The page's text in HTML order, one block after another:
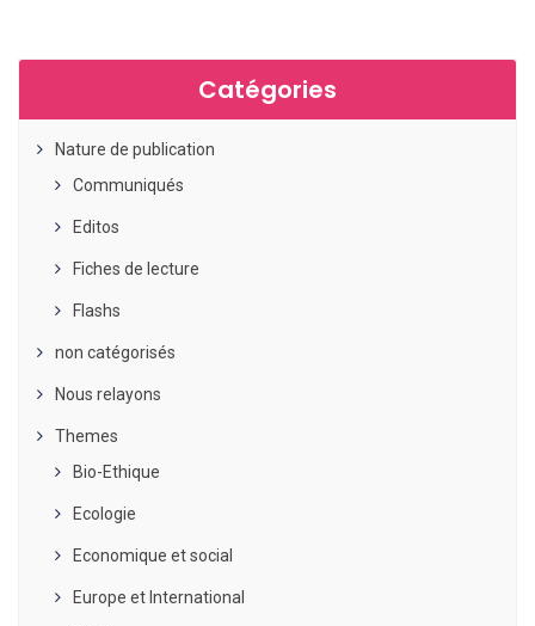
Catégories
Nature de publication
Communiqués
Editos
Fiches de lecture
Flashs
non catégorisés
Nous relayons
Themes
Bio-Ethique
Ecologie
Economique et social
Europe et International